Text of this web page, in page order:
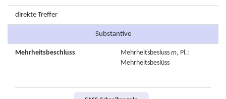
direkte Treffer
Substantive
Mehrheitsbeschluss Mehrheitsbesluss m, Pl.:
Mehrheitsbeslüss